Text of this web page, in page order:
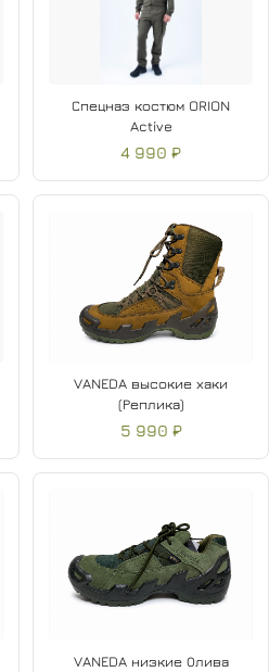
Спецназ костюм ORION
Active
4 990 ₽
VANEDA высокие хаки
(Реплика)
5 990 ₽
VANEDA низкие Олива